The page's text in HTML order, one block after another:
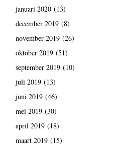
januari 2020(13)
december 2019(8)
november 2019(26)
oktober 2019(51)
september 2019(10)
juli 2019(13)
juni 2019(46)
mei 2019(30)
april 2019(18)
maart 2019(15)